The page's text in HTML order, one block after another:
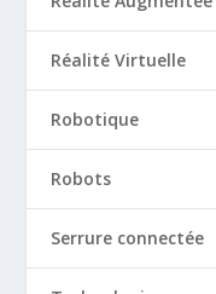
Réalité Virtuelle
Robotique
Robots
Serrure connectée